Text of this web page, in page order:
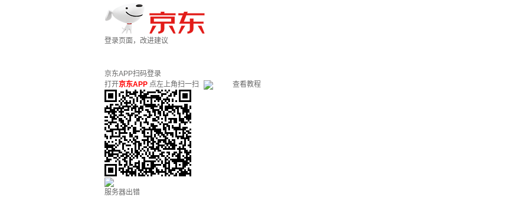
登录页面，改进建议
京东APP扫码登录
打开京东APP 点左上角扫一扫 查看教程
服务器出错